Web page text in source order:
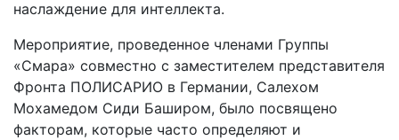
наслаждение для интеллекта.
Мероприятие, проведенное членами Группы
«Смара» совместно с заместителем представителя
Фронта ПОЛИСАРИО в Германии, Салехом
Мохамедом Сиди Баширом, было посвящено
факторам, которые часто определяют и